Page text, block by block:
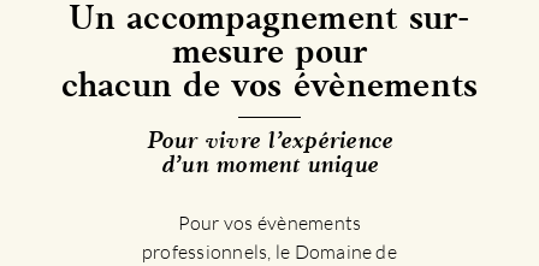
Un accompagnement sur-
mesure pour
chacun de vos évènements
Pour vivre l’expérience
d’un moment unique
Pour vos évènements
professionnels, le Domaine de